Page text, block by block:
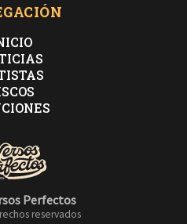
que me daban frío.
van a derretirse con los
Perfectos
reservados